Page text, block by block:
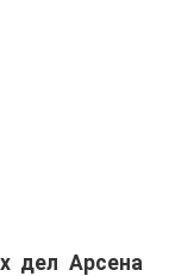
дел Арсена